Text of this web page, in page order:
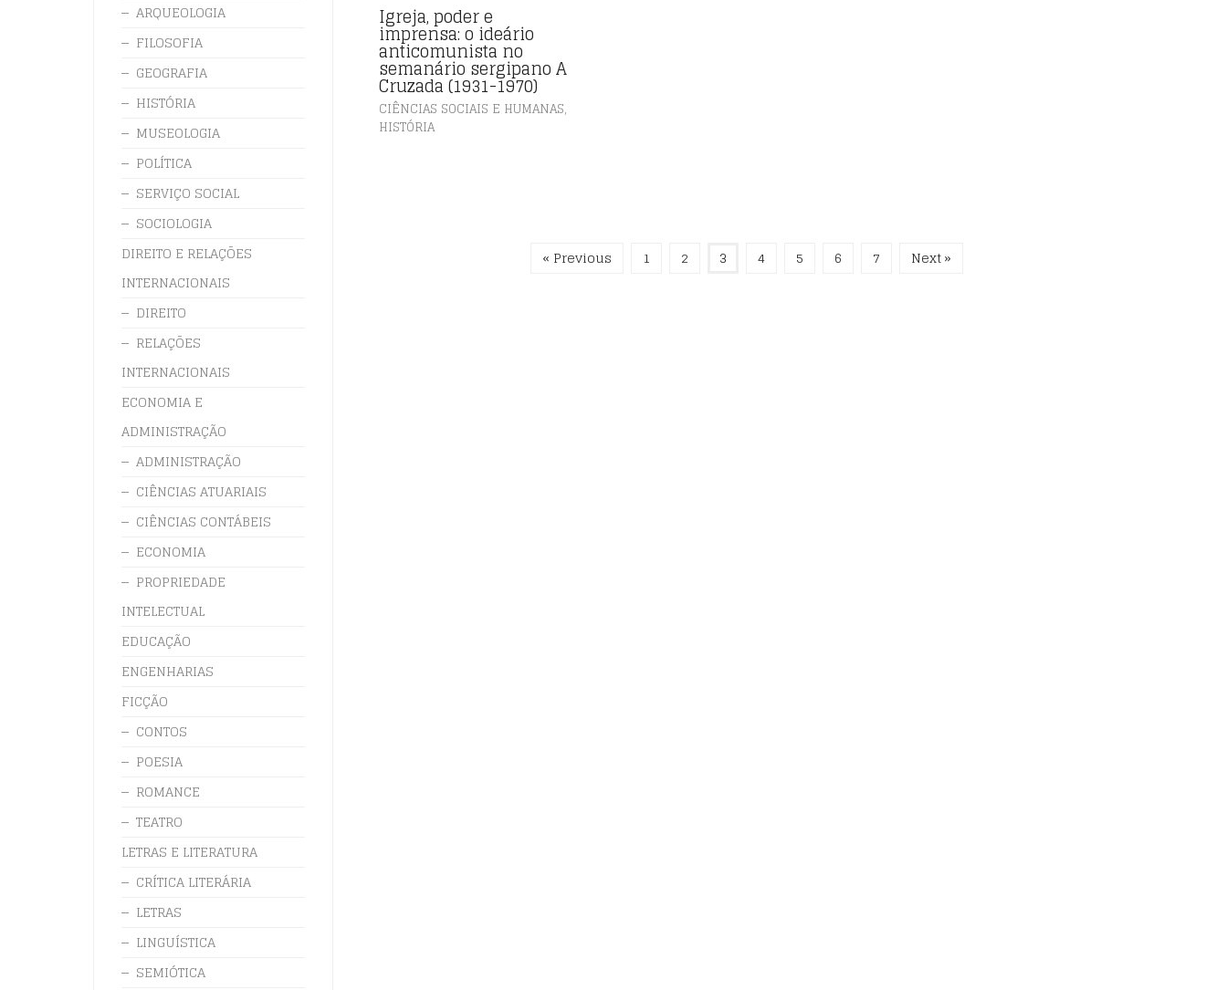
Igreja, poder e
imprensa: o ideário
anticomunista no
semanário sergipano A
Cruzada (1931-1970)
CIÊNCIAS SOCIAIS E HUMANAS,
HISTÓRIA
« Previous 1 2 3 4 5 6 7 Next »
ARQUEOLOGIA
FILOSOFIA
GEOGRAFIA
HISTÓRIA
MUSEOLOGIA
POLÍTICA
SERVIÇO SOCIAL
SOCIOLOGIA
DIREITO E RELAÇÕES
INTERNACIONAIS
DIREITO
RELAÇÕES
INTERNACIONAIS
ECONOMIA E
ADMINISTRAÇÃO
ADMINISTRAÇÃO
CIÊNCIAS ATUARIAIS
CIÊNCIAS CONTÁBEIS
ECONOMIA
PROPRIEDADE
INTELECTUAL
EDUCAÇÃO
ENGENHARIAS
FICÇÃO
CONTOS
POESIA
ROMANCE
TEATRO
LETRAS E LITERATURA
CRÍTICA LITERÁRIA
LETRAS
LINGUÍSTICA
SEMIÓTICA